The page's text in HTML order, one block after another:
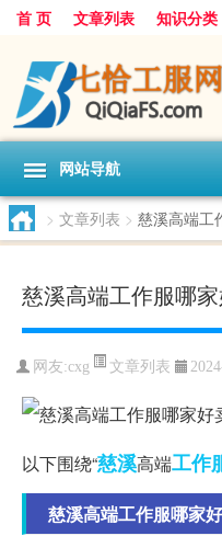
首 页 文章列表 知识分类
网站导航
> 文章列表 > 慈溪高端工
慈溪高端工作服哪
网友:cxg 文章列表
以下围绕“慈溪高端工作
慈溪高端工作服哪家